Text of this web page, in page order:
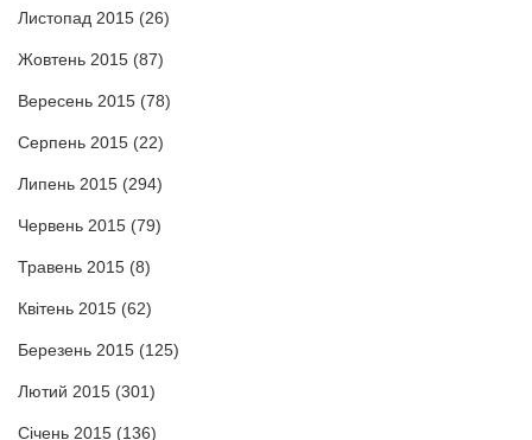
Листопад 2015 (26)
Жовтень 2015 (87)
Вересень 2015 (78)
Серпень 2015 (22)
Липень 2015 (294)
Червень 2015 (79)
Травень 2015 (8)
Квітень 2015 (62)
Березень 2015 (125)
Лютий 2015 (301)
Січень 2015 (136)